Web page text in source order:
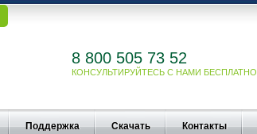
8 800 505 73 52
КОНСУЛЬТИРУЙТЕСЬ С НАМИ БЕСПЛАТНО
Поддержка Скачать Контакты